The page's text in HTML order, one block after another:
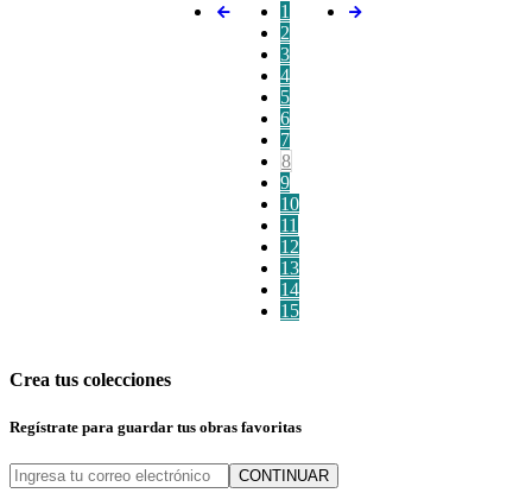
1
2
3
4
5
6
7
8
9
10
11
12
13
14
15
Crea tus colecciones
Regístrate para guardar tus obras favoritas
CONTINUAR